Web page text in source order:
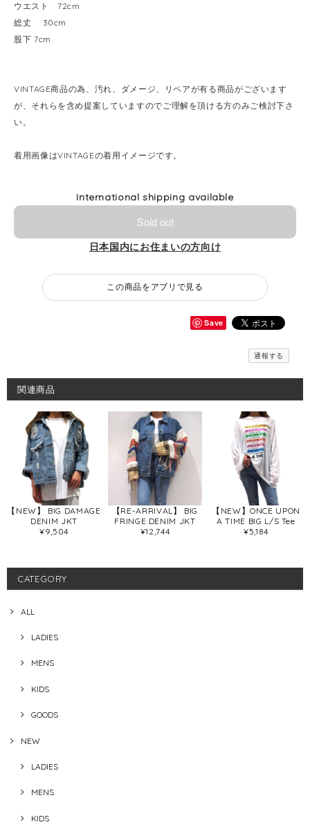
ウエスト 72cm
総丈 30cm
股下 7cm
VINTAGE商品の為、汚れ、ダメージ、リペアが有る商品がございます
が、それらを含め提案していますのでご理解を頂ける方のみご検討下さ
い。
着用画像はVINTAGEの着用イメージです。
International shipping available
Sold out
日本国内にお住まいの方向け
この商品をアプリで見る
Save
通報する
関連商品
【NEW】 BIG DAMAGE
DENIM JKT
¥9,504
【RE-ARRIVAL】 BIG
FRINGE DENIM JKT
¥12,744
【NEW】ONCE UPON
A TIME BIG L/S Tee
¥5,184
CATEGORY
ALL
LADIES
MENS
KIDS
GOODS
NEW
LADIES
MENS
KIDS